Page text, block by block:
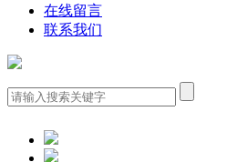
在线留言
联系我们